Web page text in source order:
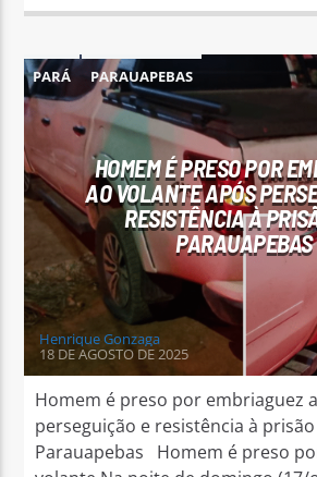
PARÁ PARAUAPEBAS
HOMEM É PRESO POR
AO VOLANTE APÓS
RESISTÊNCIA À
PARAUAPEBAS
Henrique Gonzaga
18 DE AGOSTO DE 2025
Homem é preso por embriaguez
perseguição e resistência à
Parauapebas Homem é preso